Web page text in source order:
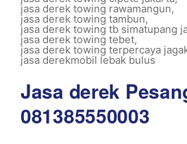
jasa derek towing rawamangun,
jasa derek towing tambun,
jasa derek towing tb simatupang
jasa derek towing tebet,
jasa derek towing terpercaya
jasa derekmobil lebak bulus
Jasa derek
081385550003